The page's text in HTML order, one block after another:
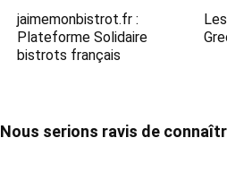
jaimemonbistrot.fr :
Plateforme Solidaire
bistrots français
Nous serions ravis de